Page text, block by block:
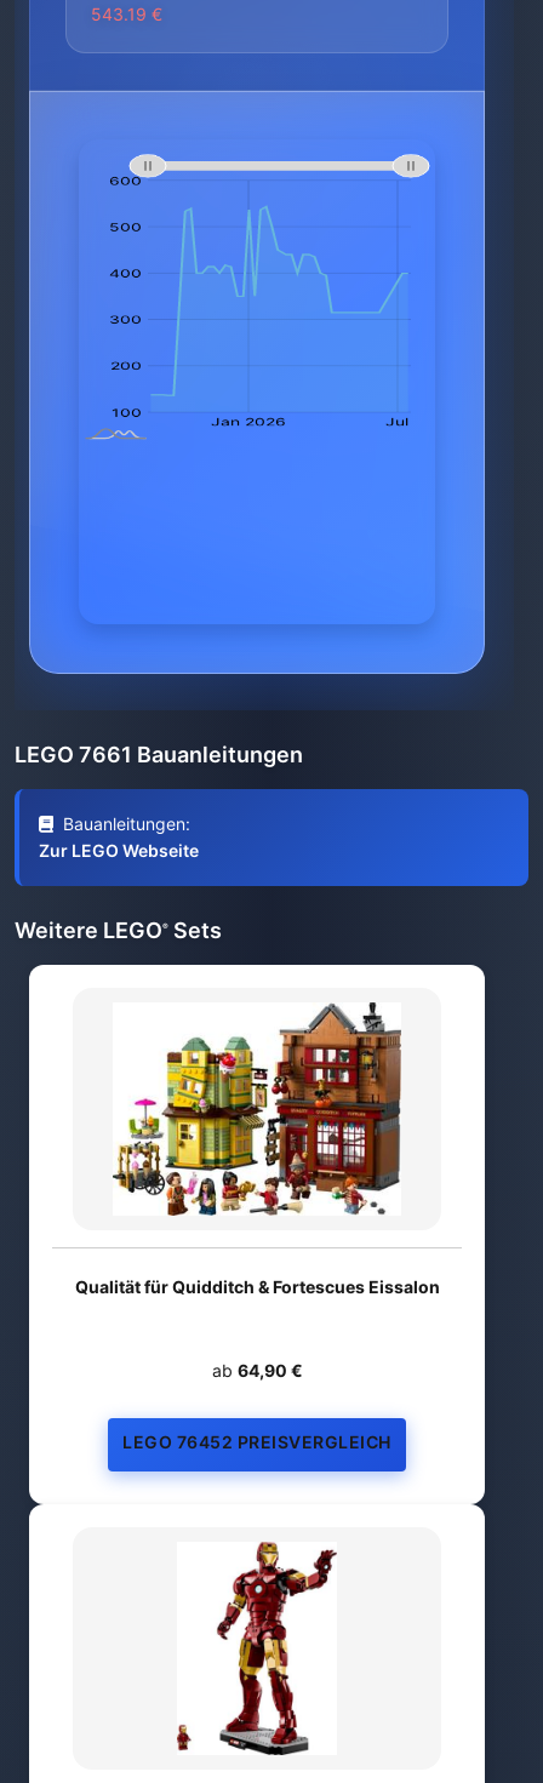
543.19 €
LEGO 7661 Bauanleitungen
Bauanleitungen:
Zur LEGO Webseite
Weitere LEGO® Sets
Qualität für Quidditch & Fortescues Eissalon
ab 64,90 €
LEGO 76452 PREISVERGLEICH